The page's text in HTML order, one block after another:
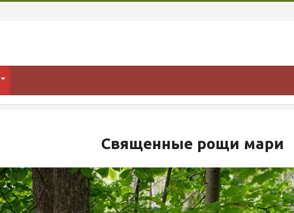
Священные рощи мари